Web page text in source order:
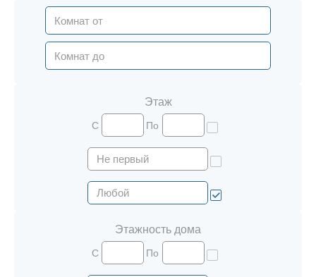
Этаж
С По
Этажность дома
С По